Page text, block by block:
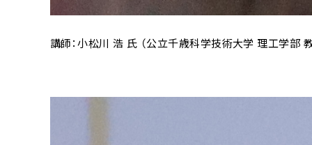
講師：小松川 浩 氏 （公立千歳科学技術大学 理工学部